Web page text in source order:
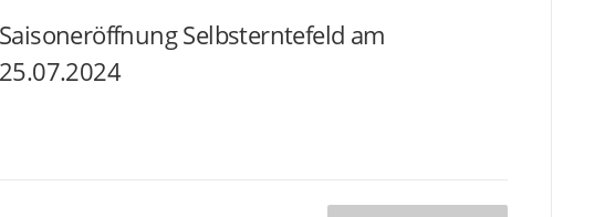
Saisoneröffnung Selbsterntefeld am
25.07.2024